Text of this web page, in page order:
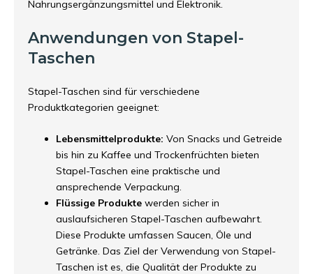
Nahrungsergänzungsmittel und Elektronik.
Anwendungen von Stapel-
Taschen
Stapel-Taschen sind für verschiedene
Produktkategorien geeignet:
Lebensmittelprodukte: Von Snacks und Getreide
bis hin zu Kaffee und Trockenfrüchten bieten
Stapel-Taschen eine praktische und
ansprechende Verpackung.
Flüssige Produkte werden sicher in
auslaufsicheren Stapel-Taschen aufbewahrt.
Diese Produkte umfassen Saucen, Öle und
Getränke. Das Ziel der Verwendung von Stapel-
Taschen ist es, die Qualität der Produkte zu